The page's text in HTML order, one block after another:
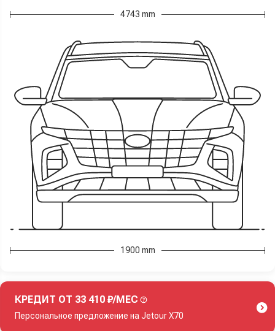
4743 mm
1900 mm
КРЕДИТ ОТ 33 410 ₽/МЕС
Персональное предложение на Jetour X70